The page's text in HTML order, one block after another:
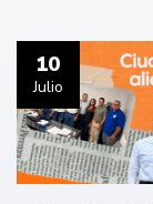
10
Julio